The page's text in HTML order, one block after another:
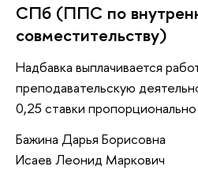
СПб (ППС по
совместительству)
Надбавка выплачивается
преподавательскую
0,25 ставки
Бажина Дарья Борисовна
Исаев Леонид Маркович